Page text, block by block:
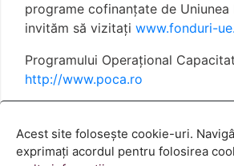
programe cofinanțate de Uniunea
invităm să vizitați www.fonduri-
Programului Operațional
http://www.poca.ro
Politica cookies
Acest site folosește cookie-uri.
exprimați acordul pentru folosirea